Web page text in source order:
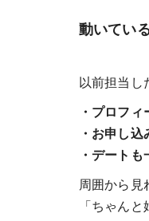
動いてい
以前担当し
・プロフ
・お申し
・デート
周囲から見
「ちゃん